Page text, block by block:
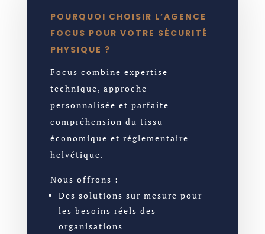
POURQUOI CHOISIR L’AGENCE
FOCUS POUR VOTRE SÉCURITÉ
PHYSIQUE ?
Focus combine expertise
technique, approche
personnalisée et parfaite
compréhension du tissu
économique et réglementaire
helvétique.
Nous offrons :
Des solutions sur mesure pour
les besoins réels des
organisations